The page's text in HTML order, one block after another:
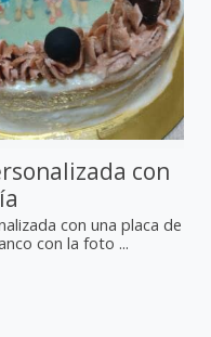
con
con una placa de
con la foto ...